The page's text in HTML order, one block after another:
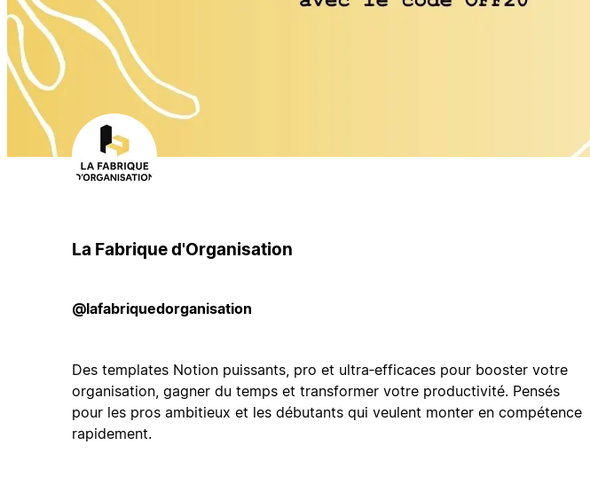
La Fabrique d'Organisation
@lafabriquedorganisation
Des templates Notion puissants, pro et ultra‑efficaces pour booster votre
organisation, gagner du temps et transformer votre productivité. Pensés
pour les pros ambitieux et les débutants qui veulent monter en compétence
rapidement.